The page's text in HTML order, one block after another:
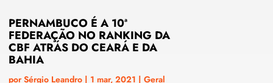
PERNAMBUCO É A 10ª
FEDERAÇÃO NO RANKING DA
CBF ATRÁS DO CEARÁ E DA
BAHIA
porSérgio Leandro| 1 mar, 2021 | Geral